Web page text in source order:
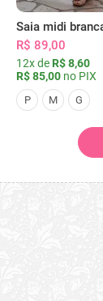
R$ 89,00
12x de R$ 8,60
R$ 85,00 no PIX
P M G